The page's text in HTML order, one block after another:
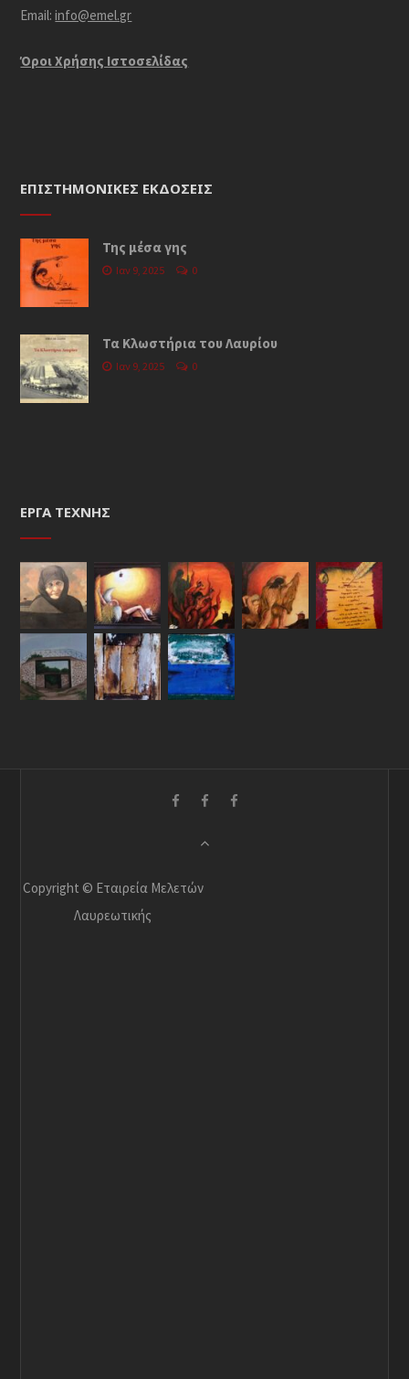
Email:info@emel.gr
Όροι Χρήσης Iστοσελίδας
ΕΠΙΣΤΗΜΟΝΙΚΈΣ ΕΚΔΌΣΕΙΣ
Της μέσα γης
Ιαν 9, 2025 0
Τα Κλωστήρια του Λαυρίου
Ιαν 9, 2025 0
ΈΡΓΑ ΤΈΧΝΗΣ
Copyright © Εταιρεία Μελετών
Λαυρεωτικής